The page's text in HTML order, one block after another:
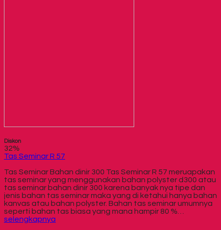
Diskon
32%
Tas Seminar R 57
Tas Seminar Bahan dinir 300 Tas Seminar R 57 meruapakan
tas seminar yang menggunakan bahan polyster d300 atau
tas seminar bahan dinir 300 karena banyak nya tipe dan
jenis bahan tas seminar maka yang di ketahui hanya bahan
kanvas atau bahan polyster. Bahan tas seminar umumnya
seperti bahan tas biasa yang mana hampir 80 %…
selengkapnya